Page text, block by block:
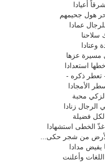
أعيادا
هول جحيمهم
عمادا
سلاحنا
وعتادا
مسيرة عزها
استعدادا
تعطر ذكره -
الأمجادا
محبة
زنادا
لكل فضيلة
الخطى استشهادا
من شجر حكى...
يفيض مدادا
وأعلنت